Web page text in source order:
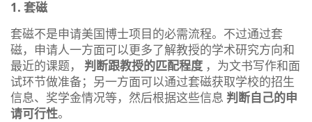
1. 套磁
套磁不是申请美国博士项目的必需流程。不过通过套
磁，申请人一方面可以更多了解教授的学术研究方向和
最近的课题， 判断跟教授的匹配程度 ，为文书写作和面
试环节做准备；另一方面可以通过套磁获取学校的招生
信息、奖学金情况等，然后根据这些信息 判断自己的申
请可行性。